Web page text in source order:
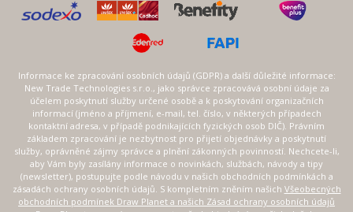
Informace ke zpracování osobních údajů (GDPR) a další důležité informace:
New Trade Technologies s.r.o., jako správce zpracovává osobní údaje za
účelem poskytnutí služby určené osobě a k poskytování organizačních
informací (jméno a příjmení, e-mail, tel. číslo, v některých případech
kontaktní adresa, v případě podnikajících fyzických osob DIČ). Právním
základem zpracování je nezbytnost pro přijetí objednávky a poskytnutí
služby, oprávněné zájmy správce a plnění zákonných povinností. Nechcete-li,
aby Vám byly zasílány informace o novinkách, službách, návody a tipy
(newsletter), postupujte podle návodu v našich obchodních podmínkách a
zásadách ochrany osobních údajů. S kompletním zněním našich Všeobecných
obchodních podmínek Draw Planet a našich Zásad ochrany osobních údajů